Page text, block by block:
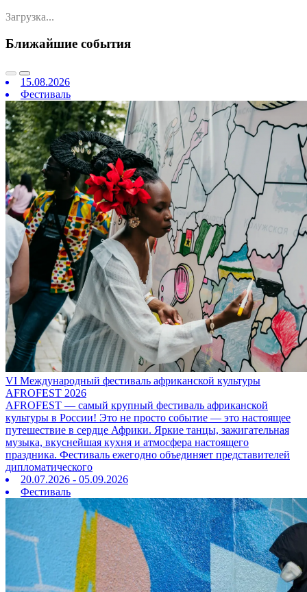
Загрузка...
Ближайшие события
15.08.2026
Фестиваль
VI Международный фестиваль африканской культуры
AFROFEST 2026
AFROFEST — самый крупный фестиваль африканской
культуры в России! Это не просто событие — это настоящее
путешествие в сердце Африки. Яркие танцы, зажигательная
музыка, вкуснейшая кухня и атмосфера настоящего
праздника. Фестиваль ежегодно объединяет представителей
дипломатического
20.07.2026 - 05.09.2026
Фестиваль